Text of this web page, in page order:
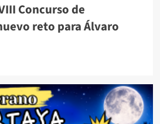
Concurso de
reto para Álvaro